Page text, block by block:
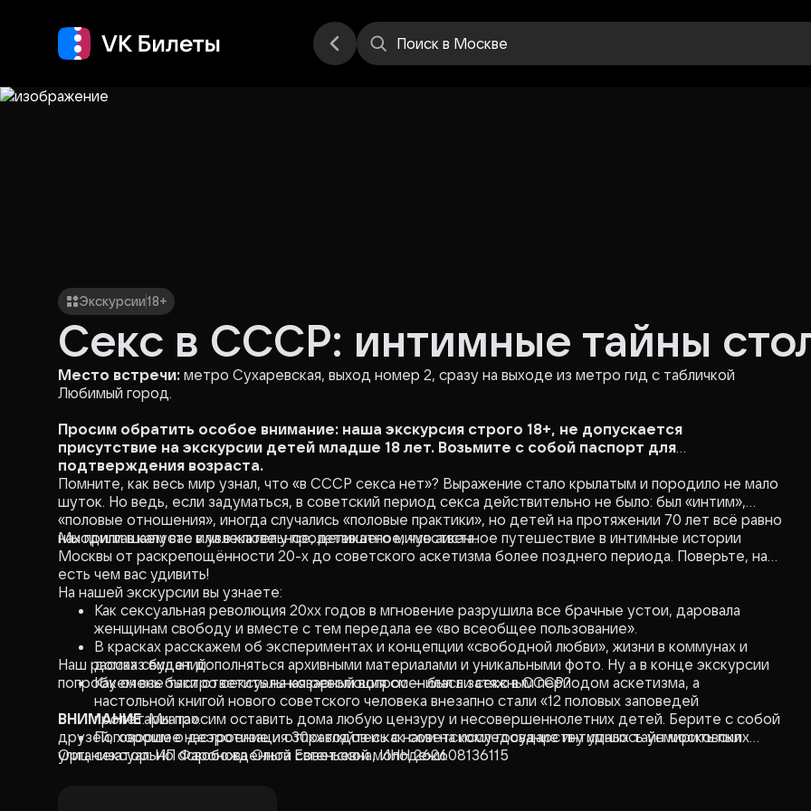
Поиск в Москве
Экскурсии18+
Секс в СССР: интимные тайны
Место встречи: метро Сухаревская, выход номер 2, сразу на выходе из метро гид с табличкой
Любимый город.
Просим обратить особое внимание: наша экскурсия строго 18+, не допускается
присутствие на экскурсии детей младше 18 лет. Возьмите с собой паспорт для
подтверждения возраста.
Помните, как весь мир узнал, что «в СССР секса нет»? Выражение стало крылатым и породило не мало
шуток. Но ведь, если задуматься, в советский период секса действительно не было: был «интим»,
«половые отношения», иногда случались «половые практики», но детей на протяжении 70 лет всё равно
находили в капусте или в клюве у пролетавшего мимо аиста.
Мы приглашаем вас в увлекательное, деликатное, чувственное путешествие в интимные истории
Москвы от раскрепощённости 20-х до советского аскетизма более позднего периода. Поверьте, нам
есть чем вас удивить!
На нашей экскурсии вы узнаете:
Как сексуальная революция 20хх годов в мгновение разрушила все брачные устои, даровала
женщинам свободу и вместе с тем передала ее «во всеобщее пользование».
В красках расскажем об экспериментах и концепции «свободной любви», жизни в коммунах и
домах свиданий.
Как очень быстро сексуальная революция сменилась затяжным периодом аскетизма, а
настольной книгой нового советского человека внезапно стали «12 половых заповедей
пролетариата».
Поговорим о деэротизация 30хх годов и как советскому государству удалось усмирить пыл
сексуально освобожденной советской молодежи.
Наш рассказ будет дополняться архивными материалами и уникальными фото. Ну а в конце экскурсии
попробуем все таки ответить на коварный вопрос — был ли секс в СССР?
ВНИМАНИЕ: Мы просим оставить дома любую цензуру и несовершеннолетних детей. Берите с собой
друзей, хорошее настроение и отправляйтесь с нами на исследование интимных тайн московских
улиц.
Организатор: ИП Фаронова Ольга Евгеньевна, ИНН 262608136115